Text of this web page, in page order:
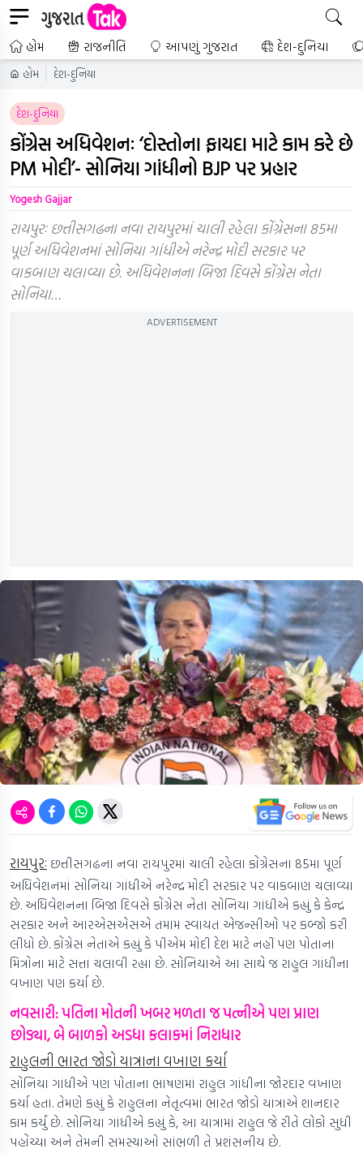
હોમ રાજનીતિ આપણું ગુજરાત દેશ-દુનિયા
હોમ દેશ-દુનિયા
દેશ-દુનિયા
કોંગ્રેસ અધિવેશનઃ ‘દોસ્તોના ફાયદા માટે કામ કરે છે
PM મોદી’- સોનિયા ગાંધીનો BJP પર પ્રહાર
Yogesh Gajjar
રાયપુરઃ છત્તીસગઢના નવા રાયપુરમાં ચાલી રહેલા કોંગ્રેસના 85મા
પૂર્ણ અધિવેશનમાં સોનિયા ગાંધીએ નરેન્દ્ર મોદી સરકાર પર
વાકબાણ ચલાવ્યા છે. અધિવેશનના બિજા દિવસે કોંગ્રેસ નેતા
સોનિયા…
ADVERTISEMENT
રાયપુરઃ છત્તીસગઢના નવા રાયપુરમાં ચાલી રહેલા કોંગ્રેસના 85મા પૂર્ણ
અધિવેશનમાં સોનિયા ગાંધીએ નરેન્દ્ર મોદી સરકાર પર વાકબાણ ચલાવ્યા
છે. અધિવેશનના બિજા દિવસે કોંગ્રેસ નેતા સોનિયા ગાંધીએ કહ્યું કે કેન્દ્ર
સરકાર અને આરએસએસએ તમામ સ્વાયત એજન્સીઓ પર કબ્જો કરી
લીધો છે. કોંગ્રેસ નેતાએ કહ્યું કે પીએમ મોદી દેશ માટે નહીં પણ પોતાના
મિત્રોના માટે સત્તા ચલાવી રહ્યા છે. સોનિયાએ આ સાથે જ રાહુલ ગાંધીના
વખાણ પણ કર્યા છે.
નવસારી: પતિના મોતની ખબર મળતા જ પત્નીએ પણ પ્રાણ
છોડ્યા, બે બાળકો અડધા કલાકમાં નિરાધાર
રાહુલની ભારત જોડો યાત્રાના વખાણ કર્યા
સોનિયા ગાંધીએ પણ પોતાના ભાષણમાં રાહુલ ગાંધીના જોરદાર વખાણ
કર્યા હતા. તેમણે કહ્યું કે રાહુલના નેતૃત્વમાં ભારત જોડો યાત્રાએ શાનદાર
કામ કર્યું છે. સોનિયા ગાંધીએ કહ્યું કે, આ યાત્રામાં રાહુલ જે રીતે લોકો સુધી
પહોંચ્યા અને તેમની સમસ્યાઓ સાંભળી તે પ્રશંસનીય છે.